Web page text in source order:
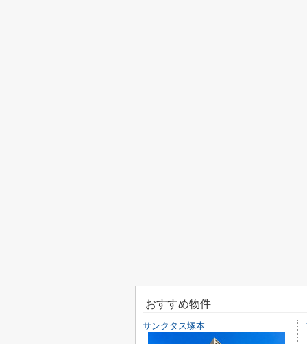
おすすめ物件
サンクタス塚本